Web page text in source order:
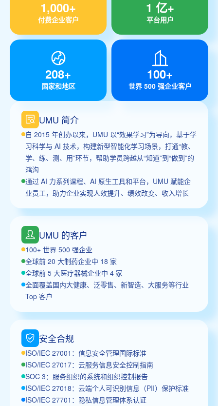
1,000+
付费企业客户
1 亿+
平台用户
208+
国家和地区
100+
世界 500 强企业客户
UMU 简介
自 2015 年创办以来，UMU 以“效果学习”为导向，基于学
习科学与 AI 技术，构建新型智能化学习场景，打通“教、
学、练、测、用”环节，帮助学员跨越从“知道”到“做到”的
鸿沟
通过 AI 力系列课程、AI 原生工具和平台，UMU 赋能企
业员工，助力企业实现人效提升、绩效改变、收入增长
UMU 的客户
100+ 世界 500 强企业
全球前 20 大制药企业中 18 家
全球前 5 大医疗器械企业中 4 家
全面覆盖国内大健康、泛零售、新智造、大服务等行业
Top 客户
安全合规
ISO/IEC 27001：信息安全管理国际标准
ISO/IEC 27017：云服务信息安全控制指南
SOC 3：服务组织的系统和组织控制报告
ISO/IEC 27018：云端个人可识别信息（PII）保护标准
ISO/IEC 27701：隐私信息管理体系认证